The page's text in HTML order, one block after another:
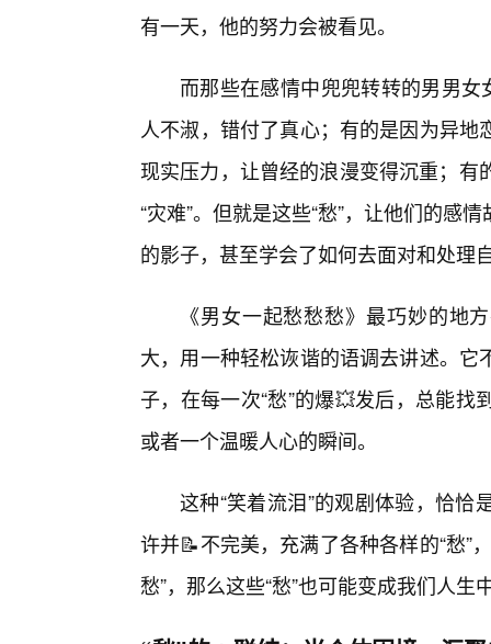
有一天，他的努力会被看见。
而那些在感情中兜兜转转的男男女
人不淑，错付了真心；有的是因为异
现实压力，让曾经的浪漫变得沉重；
“灾难”。但就是这些“愁”，让他们的感
的影子，甚至学会了如何去面对和处理
《男女一起愁愁愁》最巧妙的地
大，用一种轻松诙谐的语调去讲述。
子，在每一次“愁”的爆💥发后，总能
或者一个温暖人心的瞬间。
这种“笑着流泪”的观剧体验，恰
许并📝不完美，充满了各种各样的“愁”
愁”，那么这些“愁”也可能变成我们人